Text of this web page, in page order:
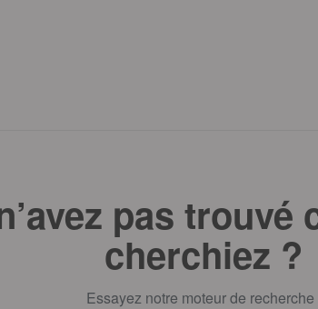
pas trouvé
cherchiez ?
Essayez notre moteur de recherche